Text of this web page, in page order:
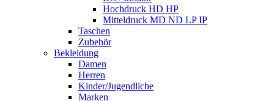
Hochdruck HD HP
Mitteldruck MD ND LP IP
Taschen
Zubehör
Bekleidung
Damen
Herren
Kinder/Jugendliche
Marken